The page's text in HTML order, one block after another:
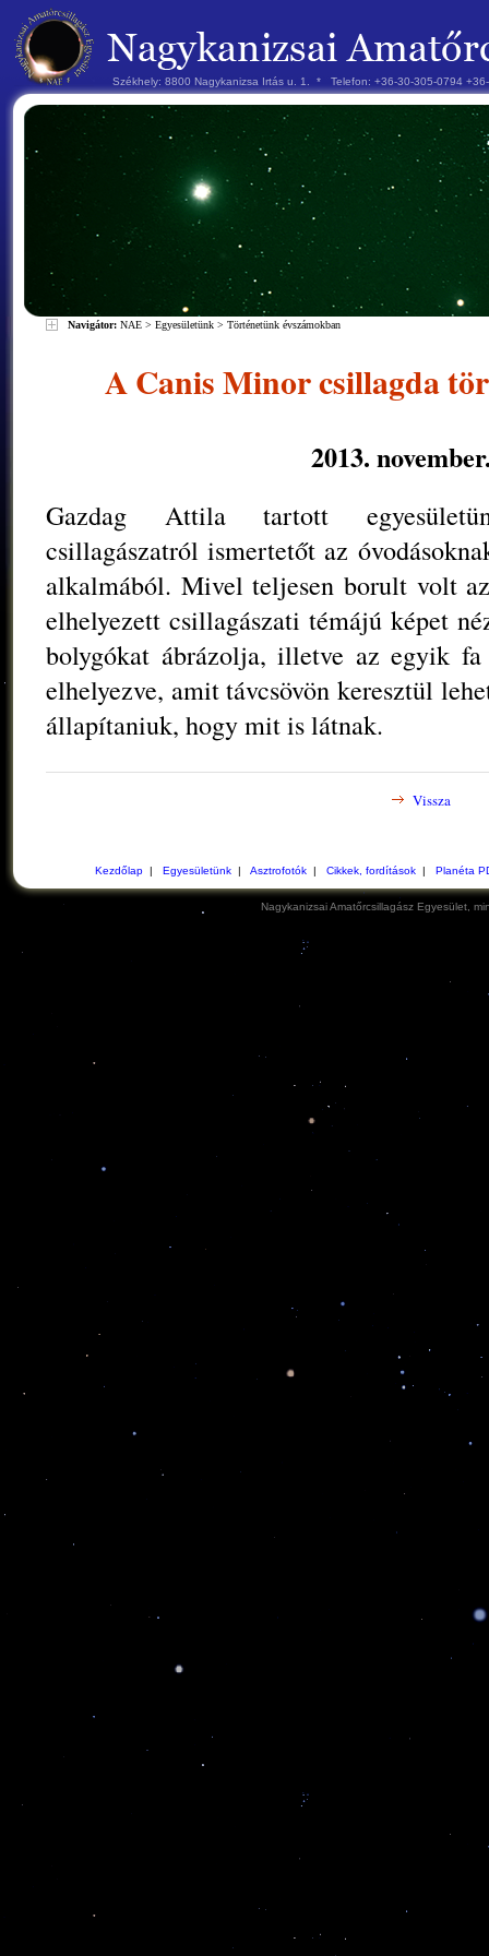
Székhely: 8800 Nagykanizsa Irtás u. 1. * Telefon: +36-30-305-0794
Navigátor: NAE > Egyesületünk > Történetünk évszámokban
A Canis Minor csillagda
2013.
Gazdag Attila tartott
csillagászatról ismertetőt az
alkalmából. Mivel teljesen borult volt
elhelyezett csillagászati témájú képet
bolygókat ábrázolja, illetve az egyik
elhelyezve, amit távcsövön keresztül
állapítaniuk, hogy mit is látnak.
Vissza
Kezdőlap| Egyesületünk| Asztrofotók| Cikkek, fordítások| Planéta
Nagykanizsai Amatőrcsillagász Egyesület,